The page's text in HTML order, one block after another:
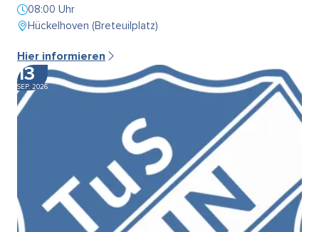
08:00 Uhr
Hückelhoven (Breteuilplatz)
Hier informieren
13
SEP. 2026